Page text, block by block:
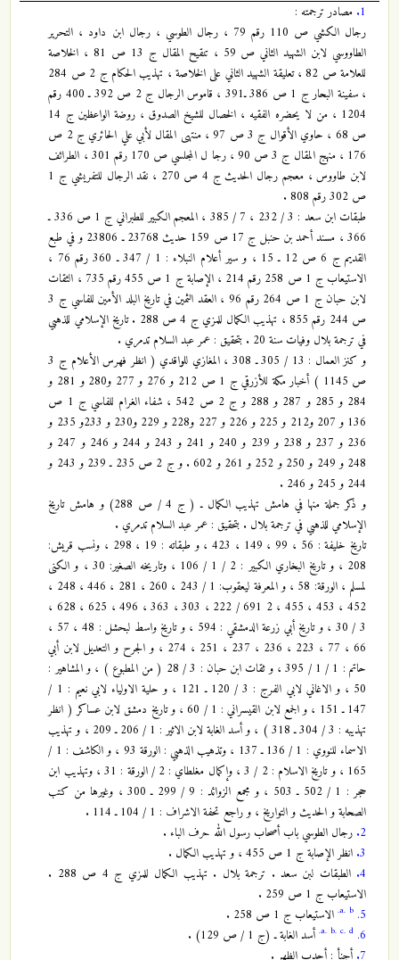
1. مصادر ترجمته :
رجال الكشي ص 110 رقم 79 ، رجال الطوسي ، رجال ابن داود ، التحرير
الطاووسي لابن الشهيد الثاني ص 59 ، تنقيح المقال ج 13 ص 81 ، الخلاصة
للعلامة ص 82 ، تعليقة الشهيد الثاني على الخلاصة ، تهذيب الحكام ج 2 ص 284
، سفينة البحار ج 1 ص 386 ـ391 ، قاموس الرجال ج 2 ص 392 ـ 400 رقم
1204 ، من لا يحضره الفقيه ، الخصال للشيخ الصدوق ، روضة الواعظين ج 14
ص 68 ، حاوي الأقوال ج 3 ص 97 ، منتهى المقال لأبي علي الحائري ج 2 ص
176 ، منهج المقال ج 3 ص 90 ، رجا ل المجلسي ص 170 رقم 301 ، الطرائف
لابن طاووس ، معجم رجال الحديث ج 4 ص 270 ، نقد الرجال للتفريشي ج 1
ص 302 رقم 808 .
طبقات ابن سعد : 3 / 232 ، 7 / 385 ، المعجم الكبير للطبراني ج 1 ص 336 ـ
366 ، مسند أحمد بن حنبل ج 17 ص 159 حديث 23768 ـ 23806 و في طبع
القديم ج 6 ص 12 ـ 15 ، و سير أعلام النبلاء : 1 / 347 ـ 360 رقم 76 ،
الاستيعاب ج 1 ص 258 رقم 214 ، الإصابة ج 1 ص 455 رقم 735 ، الثقات
لابن حبان ج 1 ص 264 رقم 96 ، العقد الثمين في تاريخ البلد الأمين للفاسي ج 3
ص 244 رقم 855 ، تهذيب الكمال للمزي ج 4 ص 288 . تاريخ الإسلامي للذهبي
في ترجمة بلال وفيات سنة 20 . بتحقيق : عمر عبد السلام تدمري .
و كنز العمال : 13 / 305 ـ 308 ، المغازي للواقدي ( انظر فهرس الأعلام ج 3
ص 1145 ) أخبار مكة للأزرقي ج 1 ص 212 و 276 و 277 و280 و 281 و
284 و 285 و 287 و 288 و ج 2 ص 542 ، شفاء الغرام للفاسي ج 1 ص
136 و 207 و212 و 225 و 226 و 227 و228 و 229 و230 و 233و 235 و
236 و 237 و 238 و 239 و 240 و 241 و 243 و 244 و 246 و 247 و
248 و 249 و 250 و 252 و 261 و 602 . و ج 2 ص 235 ـ 239 و 243 و
244 و 245 و 246 .
و ذكر جملة منها في هامش تهذيب الكمال ـ ( ج 4 / ص 288) و هامش تاريخ
الإسلامي للذهبي في ترجمة بلال . بتحقيق : عمر عبد السلام تدمري .
تاريخ خليفة : 56 ، 99 ، 149 ، 423 ، و طبقاته : 19 ، 298 ، ونسب قريش:
208 ، و تاريخ البخاري الكبير : 2 / 1 / 106 ، وتاريخه الصغير: 30 ، و الكنى
لمسلم ، الورقة: 58 ، و المعرفة ليعقوب: 1 / 243 ، 260 ، 281 ، 446 ، 248 ،
452 ، 453 ، 455 ، 2 691 / 222 ، 303 ، 363 ، 496 ، 625 ، 628 ،
3 / 30 ، و تاريخ أبي زرعة الدمشقي : 594 ، و تاريخ واسط لبحشل : 48 ، 57 ،
66 ، 77 ، 223 ، 236 ، 237 ، 251 ، 274 ، و الجرح و التعديل لابن أبي
حاتم : 1 / 1 / 395 ، و ثقات ابن حبان : 3 / 28 ( من المطبوع ) ، و المشاهير :
50 ، و الاغاني لابي الفرج : 3 / 120 ـ 121 ، و حلية الاولياء لابي نعيم : 1 /
147 ـ 151 ، و الجمع لابن القيسراني : 1 / 60 ، و تاريخ دمشق لابن عساكر ( انظر
تهذيبه : 3 / 304 ـ 318 ) ، و أسد الغابة لابن الاثير : 1 / 206 ـ 209 ، و تهذيب
الاسماء للنووي : 1 / 136 ـ 137 ، وتذهيب الذهبي : الورقة 93 ، و الكاشف : 1 /
165 ، و تاريخ الاسلام : 2 / 3 ، وإكمال مغلطاي : 2 / الورقة : 31 ، وتهذيب ابن
حجر : 1 / 502 ـ 503 ، و مجمع الزوائد : 9 / 299 ـ 300 ، وغيرها من كتب
الصحابة و الحديث و التواريخ ، و راجع تحفة الاشراف : 1 / 104 ـ 114 .
2. رجال الطوسي باب أصحاب رسول الله حرف الباء .
3. انظر الإصابة ج 1 ص 455 ، و تهذيب الكمال .
4.
الطبقات لبن سعد . ترجمة بلال . تهذيب الكمال للمزي ج 4 ص 288 .
الاستيعاب ج 1 ص 259 .
5.
a. b.
الاستيعاب ج 1 ص 258 .
6.
a. b. c. d.
أسد الغابة ـ (ج 1 / ص 129) .